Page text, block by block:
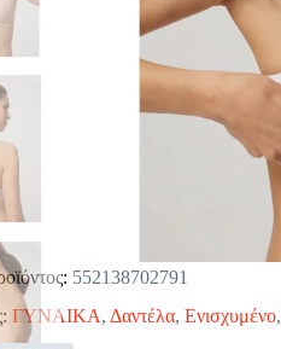
552138702791
ΓΥΝΑΙΚΑ, Δαντέλα, Ενισχυμένο,